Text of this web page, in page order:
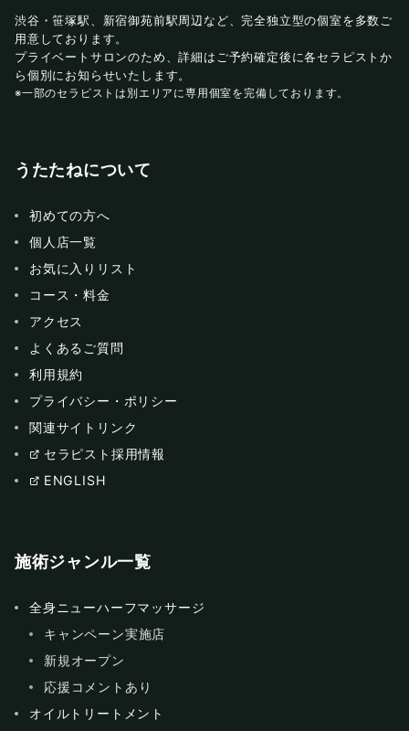
渋谷・笹塚駅、新宿御苑前駅周辺など、完全独立型の個室を多数ご
用意しております。
プライベートサロンのため、詳細はご予約確定後に各セラピストか
ら個別にお知らせいたします。
※一部のセラピストは別エリアに専用個室を完備しております。
うたたねについて
初めての方へ
個人店一覧
お気に入りリスト
コース・料金
アクセス
よくあるご質問
利用規約
プライバシー・ポリシー
関連サイトリンク
セラピスト採用情報
ENGLISH
施術ジャンル一覧
全身ニューハーフマッサージ
キャンペーン実施店
新規オープン
応援コメントあり
オイルトリートメント